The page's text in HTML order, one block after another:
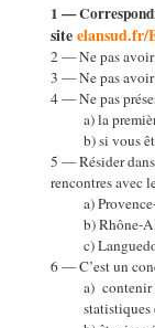
1 —
siteelansud.fr/
2 — Ne pas avoir
3 — Ne pas avoir
4 — Ne pas
a) la
b) si vous
5 — Résider dans
rencontres avec
a)
b) Rhône-
c)
6 — C’est un
a) contenir